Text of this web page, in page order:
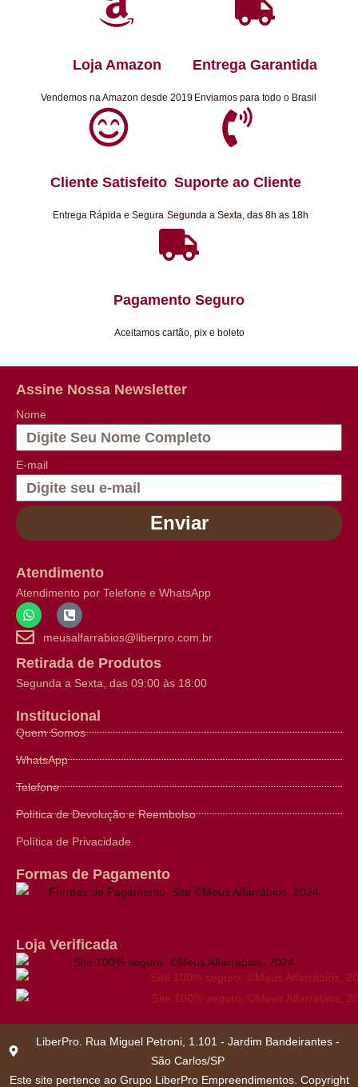
Loja Amazon
Vendemos na Amazon desde 2019
Entrega Garantida
Enviamos para todo o Brasil
Cliente Satisfeito
Entrega Rápida e Segura
Suporte ao Cliente
Segunda a Sexta, das 8h as 18h
Pagamento Seguro
Aceitamos cartão, pix e boleto
Assine Nossa Newsletter
Nome
E-mail
Enviar
Atendimento
Atendimento por Telefone e WhatsApp
meusalfarrabios@liberpro.com.br
Retirada de Produtos
Segunda a Sexta, das 09:00 às 18:00
Institucional
Quem Somos
WhatsApp
Telefone
Política de Devolução e Reembolso
Política de Privacidade
Formas de Pagamento
Loja Verificada
LiberPro. Rua Miguel Petroni, 1.101 - Jardim Bandeirantes -
São Carlos/SP
Este site pertence ao Grupo LiberPro Empreendimentos. Copyright